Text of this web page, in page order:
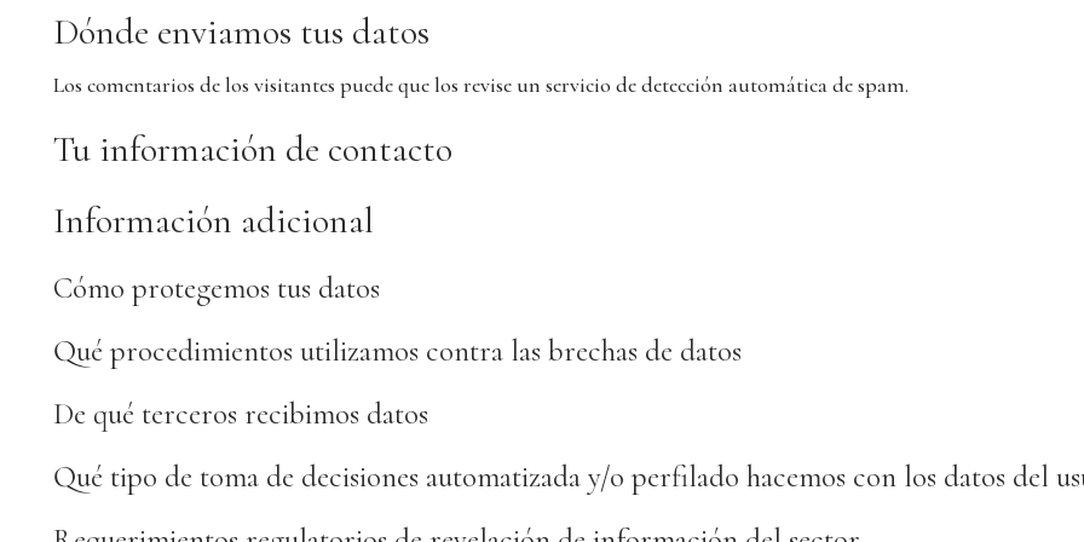
Dónde enviamos tus datos
Los comentarios de los visitantes puede que los revise un servicio de detección automática de spam.
Tu información de contacto
Información adicional
Cómo protegemos tus datos
Qué procedimientos utilizamos contra las brechas de datos
De qué terceros recibimos datos
Qué tipo de toma de decisiones automatizada y/o perfilado hacemos con los datos del